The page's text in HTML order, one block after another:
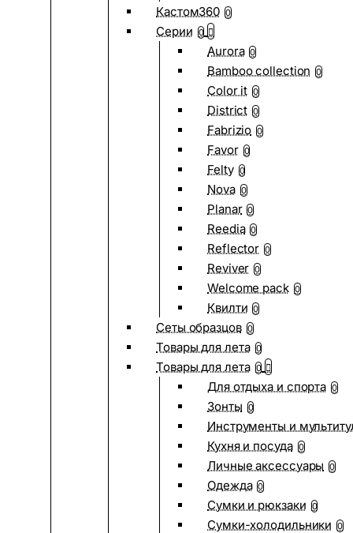
Кастом360 0
Серии 0
Aurora 0
Bamboo collection 0
Color it 0
District 0
Fabrizio 0
Favor 0
Felty 0
Nova 0
Planar 0
Reedia 0
Reflector 0
Reviver 0
Welcome pack 0
Квилти 0
Сеты образцов 0
Товары для лета 0
Товары для лета 0
Для отдыха и спорта 0
Зонты 0
Инструменты и
Кухня и посуда 0
Личные аксессуары 0
Одежда 0
Сумки и рюкзаки 0
Сумки-холодильники 0